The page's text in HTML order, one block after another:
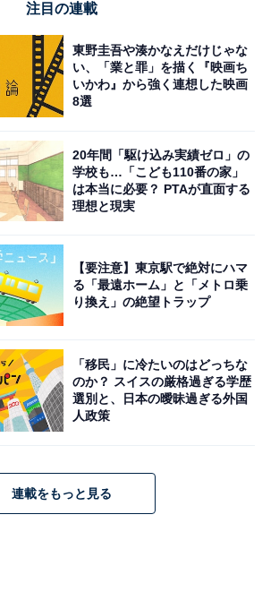
ンバープレートにしたい」と思う熊本県の
ランキング！ 2位「阿蘇市」、1位は？
注目の連載
東野圭吾や湊かなえだけじゃな
い、「業と罪」を描く『映画ち
いかわ』から強く連想した映画
8選
20年間「駆け込み実績ゼロ」の
学校も…「こども110番の家」
は本当に必要？ PTAが直面する
理想と現実
【要注意】東京駅で絶対にハマ
る「最遠ホーム」と「メトロ乗
り換え」の絶望トラップ
「移民」に冷たいのはどっちな
のか？ スイスの厳格過ぎる学歴
選別と、日本の曖昧過ぎる外国
人政策
連載をもっと見る